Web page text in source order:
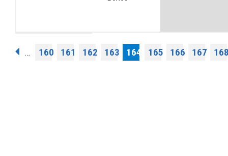
Pages
… 160 161 162 163 164 165 166 167